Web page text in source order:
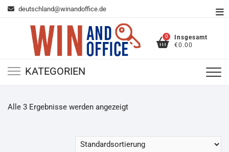
Zum deutschland@winandoffice.de
0
Insgesamt
€0.00
KATEGORIEN
Alle 3 Ergebnisse werden angezeigt